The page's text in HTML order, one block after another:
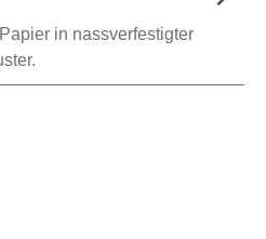
in nassverfestigter